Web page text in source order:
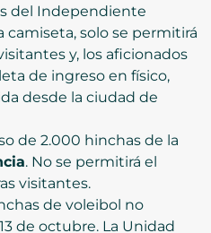
del Independiente
camiseta, solo se permitirá
y, los aficionados
de ingreso en físico,
desde la ciudad de
de 2.000 hinchas de la
. No se permitirá el
visitantes.
de voleibol no
de octubre. La Unidad